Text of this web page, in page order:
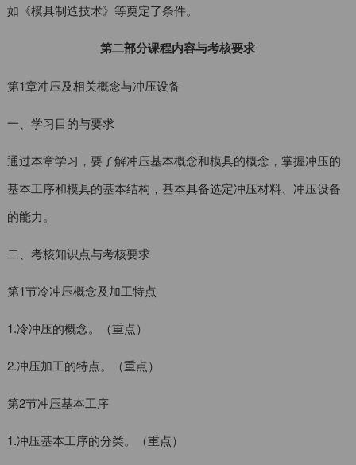
如《模具制造技术》等奠定了条件。
第二部分课程内容与考核要求
第1章冲压及相关概念与冲压设备
一、学习目的与要求
通过本章学习，要了解冲压基本概念和模具的概念，掌握冲压的
基本工序和模具的基本结构，基本具备选定冲压材料、冲压设备
的能力。
二、考核知识点与考核要求
第1节冷冲压概念及加工特点
1.冷冲压的概念。（重点）
2.冲压加工的特点。（重点）
第2节冲压基本工序
1.冲压基本工序的分类。（重点）